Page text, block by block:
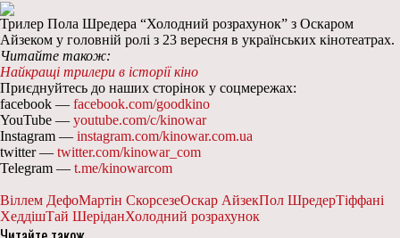
Трилер Пола Шредера “Холодний розрахунок” з Оскаром
Айзеком у головній ролі з 23 вересня в українських кінотеатрах.
Читайте також:
Найкращі трилери в історії кіно
Приєднуйтесь до наших сторінок у соцмережах:
facebook — facebook.com/goodkino
YouTube — youtube.com/c/kinowar
Instagram — instagram.com/kinowar.com.ua
twitter — twitter.com/kinowar_com
Telegram — t.me/kinowarcom
Віллем ДефоМартін СкорсезеОскар АйзекПол ШредерТіффані
ХеддішТай ШеріданХолодний розрахунок